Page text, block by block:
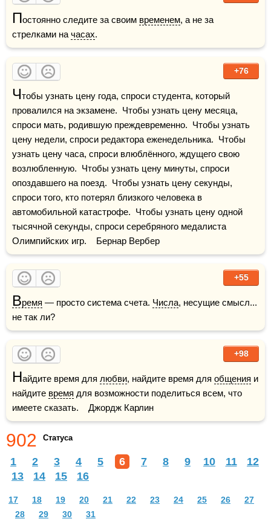
Постоянно следите за своим временем, а не за
стрелками на часах.
+76
Чтобы узнать цену года, спроси студента, который
провалился на экзамене.  Чтобы узнать цену месяца,
спроси мать, родившую преждевременно.  Чтобы узнать
цену недели, спроси редактора еженедельника.  Чтобы
узнать цену часа, спроси влюблённого, ждущего свою
возлюбленную.  Чтобы узнать цену минуты, спроси
опоздавшего на поезд.  Чтобы узнать цену секунды,
спроси того, кто потерял близкого человека в
автомобильной катастрофе.  Чтобы узнать цену одной
тысячной секунды, спроси серебряного медалиста
Олимпийских игр.    Бернар Вербер
+55
Время — просто система счета. Числа, несущие смысл...
не так ли?
+98
Найдите время для любви, найдите время для общения и
найдите время для возможности поделиться всем, что
имеете сказать.    Джордж Карлин
902 Статуса
1 2 3 4 5 6 7 8 9 10 11
12
13
14 15 16
17 18 19 20 21 22 23 24 25 26
27
28
29 30 31